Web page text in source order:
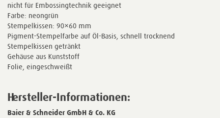
nicht für Embossingtechnik geeignet
Farbe: neongrün
Stempelkissen: 90×60 mm
Pigment-Stempelfarbe auf Öl-Basis, schnell trocknend
Stempelkissen getränkt
Gehäuse aus Kunststoff
Folie, eingeschweißt
Hersteller-Informationen:
Baier & Schneider GmbH & Co. KG